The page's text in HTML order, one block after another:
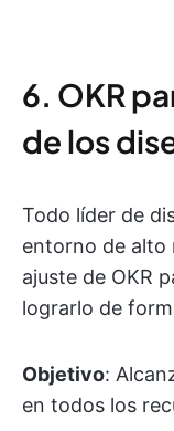
6. OKR
de los
Todo líder de
entorno de alto
ajuste de OKR
lograrlo de
Objetivo:
en todos los